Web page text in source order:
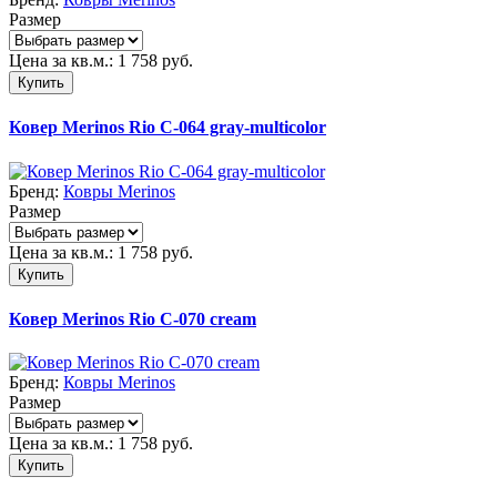
Размер
Цена за кв.м.: 1 758 руб.
Купить
Ковер Merinos Rio C-064 gray-multicolor
Бренд: Ковры Merinos
Размер
Цена за кв.м.: 1 758 руб.
Купить
Ковер Merinos Rio C-070 cream
Бренд: Ковры Merinos
Размер
Цена за кв.м.: 1 758 руб.
Купить